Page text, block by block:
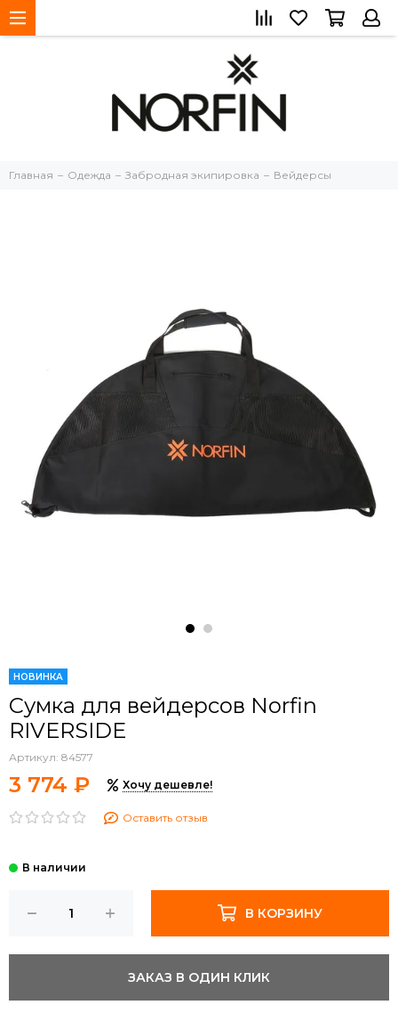
Главная Одежда Забродная экипировка Вейдерсы
НОВИНКА
Сумка для вейдерсов Norfin
RIVERSIDE
Артикул: 84577
3 774 ₽ Хочу дешевле!
Оставить отзыв
В КОРЗИНУ
ЗАКАЗ В ОДИН КЛИК